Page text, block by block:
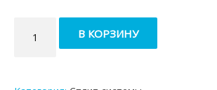
товара
Кондиционер
В КОРЗИНУ